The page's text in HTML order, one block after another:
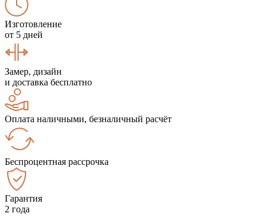
Изготовление
от 5 дней
Замер, дизайн
и доставка бесплатно
Оплата наличными, безналичный расчёт
Беспроцентная рассрочка
Гарантия
2 года